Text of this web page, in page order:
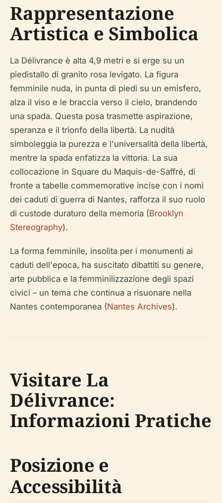
Rappresentazione
Artistica e Simbolica
La Délivrance è alta 4,9 metri e si erge su un
piedistallo di granito rosa levigato. La figura
femminile nuda, in punta di piedi su un emisfero,
alza il viso e le braccia verso il cielo, brandendo
una spada. Questa posa trasmette aspirazione,
speranza e il trionfo della libertà. La nudità
simboleggia la purezza e l'universalità della libertà,
mentre la spada enfatizza la vittoria. La sua
collocazione in Square du Maquis-de-Saffré, di
fronte a tabelle commemorative incise con i nomi
dei caduti di guerra di Nantes, rafforza il suo ruolo
di custode duraturo della memoria (Brooklyn
Stereography).
La forma femminile, insolita per i monumenti ai
caduti dell'epoca, ha suscitato dibattiti su genere,
arte pubblica e la femminilizzazione degli spazi
civici – un tema che continua a risuonare nella
Nantes contemporanea (Nantes Archives).
Visitare La
Délivrance:
Informazioni Pratiche
Posizione e
Accessibilità